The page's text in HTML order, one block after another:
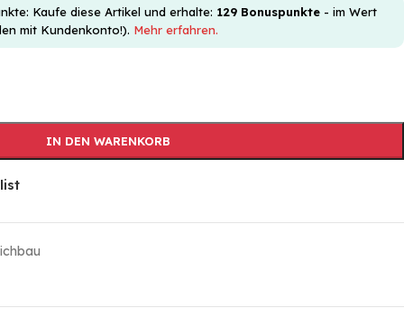
Kaufe diese Artikel und erhalte: 129 Bonuspunkte - im Wert
mit Kundenkonto!). Mehr erfahren.
IN DEN WARENKORB